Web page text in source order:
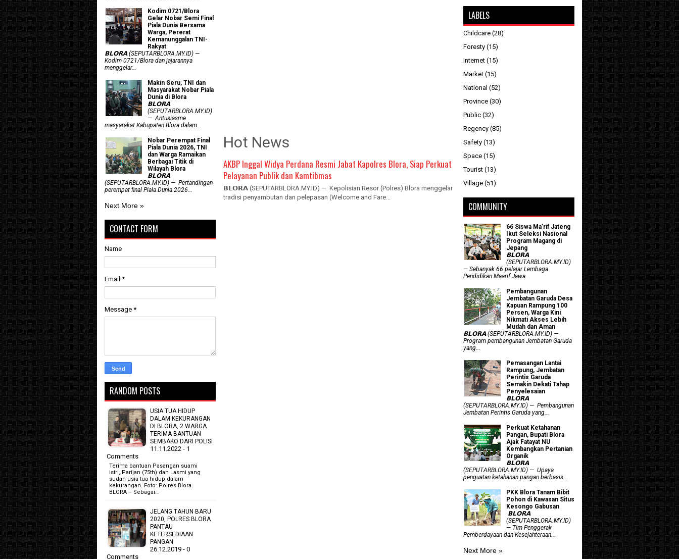
Hot News
AKBP Inggal Widya Perdana Resmi Jabat Kapolres Blora, Siap Perkuat
Pelayanan Publik dan Kamtibmas
𝗕𝗟𝗢𝗥𝗔 (SEPUTARBLORA.MY.ID) — Kepolisian Resor (Polres) Blora menggelar
tradisi penyambutan dan pelepasan (Welcome and Fare...
Kodim 0721/Blora
Gelar Nobar Semi Final
Piala Dunia Bersama
Warga, Pererat
Kemanunggalan TNI-
Rakyat
𝗕𝗟𝗢𝗥𝗔 (SEPUTARBLORA.MY.ID) —
Kodim 0721/Blora dan jajarannya
menggelar...
Makin Seru, TNI dan
Masyarakat Nobar Piala
Dunia di Blora
𝗕𝗟𝗢𝗥𝗔
(SEPUTARBLORA.MY.ID)
— Antusiasme
masyarakat Kabupaten Blora dalam...
Nobar Perempat Final
Piala Dunia 2026, TNI
dan Warga Ramaikan
Berbagai Titik di
Wilayah Blora
𝗕𝗟𝗢𝗥𝗔
(SEPUTARBLORA.MY.ID) — Pertandingan
perempat final Piala Dunia 2026...
Next More »
CONTACT FORM
Name
Email *
Message *
RANDOM POSTS
USIA TUA HIDUP
DALAM KEKURANGAN
DI BLORA, 2 WARGA
TERIMA BANTUAN
SEMBAKO DARI POLISI
11.11.2022 - 1
Comments
Terima bantuan Pasangan suami
istri, Parijan (75th) dan Lasmi yang
sudah usia tua hidup dalam
kekurangan. Foto: Polres Blora.
BLORA – Sebagai…
JELANG TAHUN BARU
2020, POLRES BLORA
PANTAU
KETERSEDIAAN
PANGAN
26.12.2019 - 0
Comments
LABELS
Childcare (28)
Foresty (15)
Internet (15)
Market (15)
National (52)
Province (30)
Public (32)
Regency (85)
Safety (13)
Space (15)
Tourist (13)
Village (51)
COMMUNITY
66 Siswa Ma’rif Jateng
Ikut Seleksi Nasional
Program Magang di
Jepang
𝗕𝗟𝗢𝗥𝗔
(SEPUTARBLORA.MY.ID)
— Sebanyak 66 pelajar Lembaga
Pendidikan Maarif Jawa...
Pembangunan
Jembatan Garuda Desa
Kapuan Rampung 100
Persen, Warga Kini
Nikmati Akses Lebih
Mudah dan Aman
𝗕𝗟𝗢𝗥𝗔 (SEPUTARBLORA.MY.ID) —
Program pembangunan Jembatan Garuda
yang...
Pemasangan Lantai
Rampung, Jembatan
Perintis Garuda
Semakin Dekati Tahap
Penyelesaian
𝗕𝗟𝗢𝗥𝗔
(SEPUTARBLORA.MY.ID) — Pembangunan
Jembatan Perintis Garuda yang...
​Perkuat Ketahanan
Pangan, Bupati Blora
Ajak Fatayat NU
Kembangkan Pertanian
Organik
𝗕𝗟𝗢𝗥𝗔
(SEPUTARBLORA.MY.ID) — Upaya
penguatan ketahanan pangan berbasis...
PKK Blora Tanam Bibit
Pohon di Kawasan Situs
Kesongo Gabusan
‎ 𝗕𝗟𝗢𝗥𝗔
(SEPUTARBLORA.MY.ID)
— Tim Penggerak
Pemberdayaan dan Kesejahteraan...
Next More »